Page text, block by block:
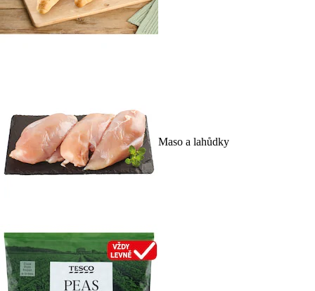
Maso a lahůdky